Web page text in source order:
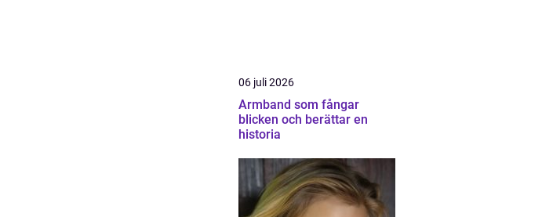
06 juli 2026
Armband som fångar
blicken och berättar en
historia